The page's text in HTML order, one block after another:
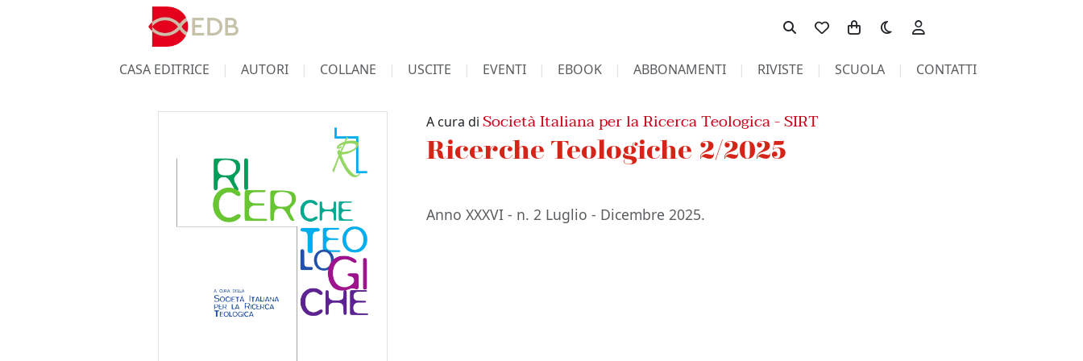
Toggle theme
CASA EDITRICE AUTORI COLLANE USCITE EVENTI EBOOK ABBONAMENTI RIVISTE SCUOLA CONTATTI
A cura diSocietà Italiana per la Ricerca Teologica - SIRT
Ricerche Teologiche 2/2025
Anno XXXVI - n. 2 Luglio - Dicembre 2025.